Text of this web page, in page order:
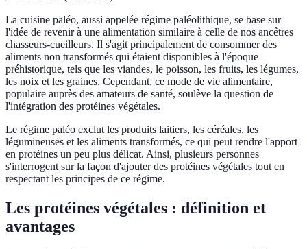
La cuisine paléo, aussi appelée régime paléolithique, se base sur
l'idée de revenir à une alimentation similaire à celle de nos ancêtres
chasseurs-cueilleurs. Il s'agit principalement de consommer des
aliments non transformés qui étaient disponibles à l'époque
préhistorique, tels que les viandes, le poisson, les fruits, les légumes,
les noix et les graines. Cependant, ce mode de vie alimentaire,
populaire auprès des amateurs de santé, soulève la question de
l'intégration des protéines végétales.
Le régime paléo exclut les produits laitiers, les céréales, les
légumineuses et les aliments transformés, ce qui peut rendre l'apport
en protéines un peu plus délicat. Ainsi, plusieurs personnes
s'interrogent sur la façon d'ajouter des protéines végétales tout en
respectant les principes de ce régime.
Les protéines végétales : définition et
avantages